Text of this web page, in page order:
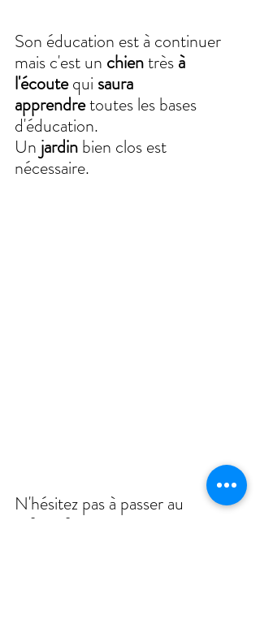
Son éducation est à continuer
mais c'est un chien très à
l'écoute qui saura
apprendre toutes les bases
d'éducation.
Un jardin bien clos est
nécessaire.
N'hésitez pas à passer au
refuge faire sa connaissance